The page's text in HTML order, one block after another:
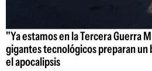
"Ya estamos en la Tercera Guerra
gigantes tecnológicos preparan
el apocalipsis